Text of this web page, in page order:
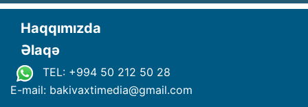
Haqqımızda
Əlaqə
TEL: +994 50 212 50 28
E-mail: bakivaxtimedia@gmail.com